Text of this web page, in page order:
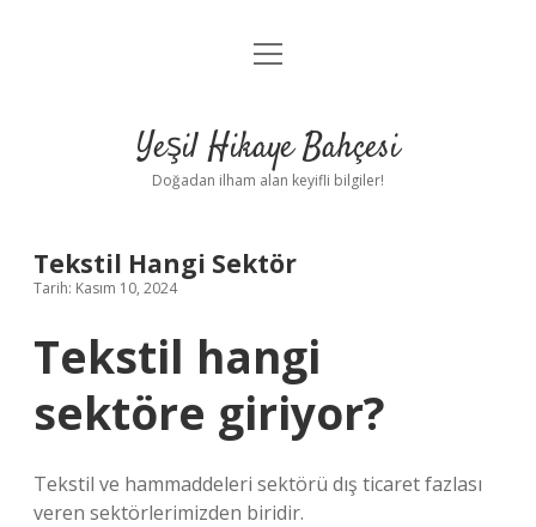
Anasayfa
Yasal Uyarı
menüyü
Yeşil Hikaye Bahçesi
Doğadan ilham alan keyifli bilgiler!
Tekstil Hangi Sektör
Tarih: Kasım 10, 2024
Tekstil hangi
sektöre giriyor?
Tekstil ve hammaddeleri sektörü dış ticaret fazlası
veren sektörlerimizden biridir.